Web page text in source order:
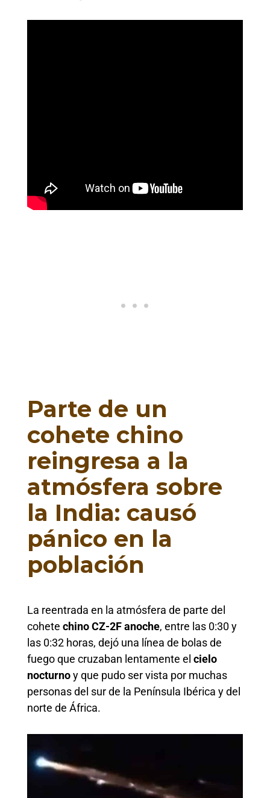
Parte de un
cohete chino
reingresa a la
atmósfera sobre
la India: causó
pánico en la
población
La reentrada en la atmósfera de parte del
cohete chino CZ-2F anoche, entre las 0:30 y
las 0:32 horas, dejó una línea de bolas de
fuego que cruzaban lentamente el cielo
nocturnoy que pudo ser vista por muchas
personas del sur de la Península Ibérica y del
norte de África.